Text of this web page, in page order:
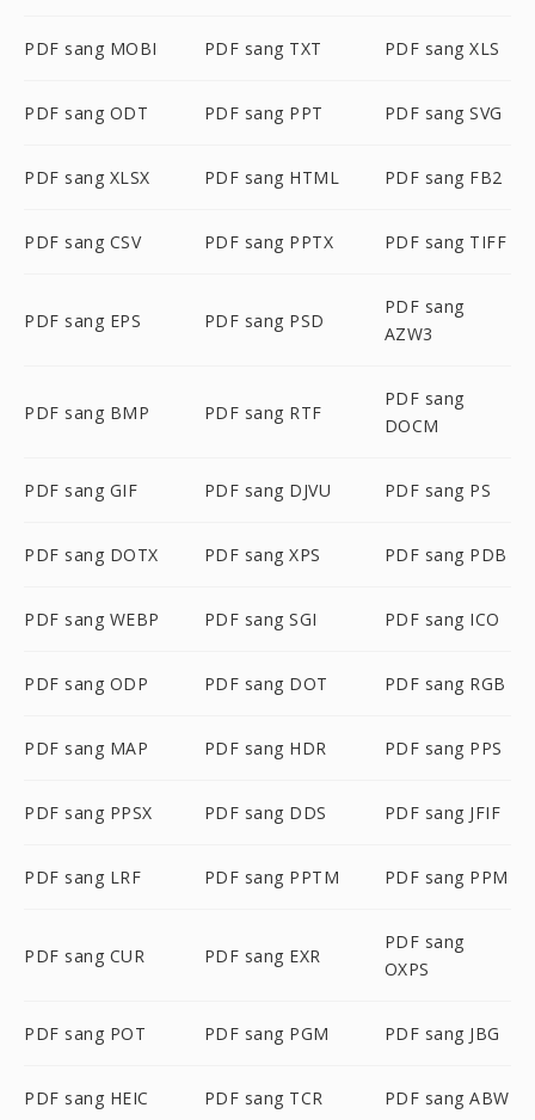
PDF sang MOBI PDF sang TXT PDF sang XLS
PDF sang ODT PDF sang PPT PDF sang SVG
PDF sang XLSX PDF sang HTML PDF sang FB2
PDF sang CSV PDF sang PPTX PDF sang TIFF
PDF sang EPS PDF sang PSD
PDF sang
AZW3
PDF sang BMP PDF sang RTF
PDF sang
DOCM
PDF sang GIF PDF sang DJVU PDF sang PS
PDF sang DOTX PDF sang XPS PDF sang PDB
PDF sang WEBP PDF sang SGI PDF sang ICO
PDF sang ODP PDF sang DOT PDF sang RGB
PDF sang MAP PDF sang HDR PDF sang PPS
PDF sang PPSX PDF sang DDS PDF sang JFIF
PDF sang LRF PDF sang PPTM PDF sang PPM
PDF sang CUR PDF sang EXR
PDF sang
OXPS
PDF sang POT PDF sang PGM PDF sang JBG
PDF sang HEIC PDF sang TCR PDF sang ABW